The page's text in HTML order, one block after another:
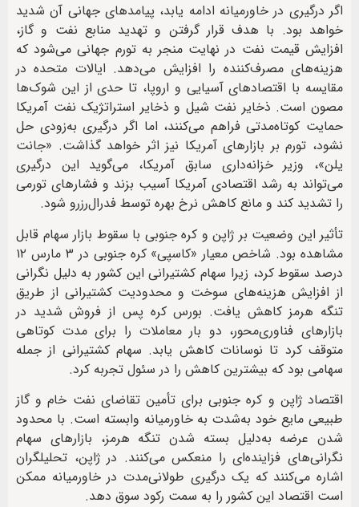
اگر درگیری در خاورمیانه ادامه یابد، پیامدهای جهانی آن شدید
خواهد بود. با هدف قرار گرفتن و تهدید منابع نفت و گاز،
افزایش قیمت نفت در نهایت منجر به تورم جهانی می‌شود که
هزینه‌های مصرف‌کننده را افزایش می‌دهد. ایالات متحده در
مقایسه با اقتصادهای آسیایی و اروپا، تا حدی از این شوک‌ها
مصون است. ذخایر نفت شیل و ذخایر استراتژیک نفت آمریکا
حمایت کوتاه‌مدتی فراهم می‌کنند، اما اگر درگیری به‌زودی حل
نشود، تورم بر بازارهای آمریکا نیز اثر خواهد گذاشت. «جانت
یلن»، وزیر خزانه‌داری سابق آمریکا، می‌گوید این درگیری
می‌تواند به رشد اقتصادی آمریکا آسیب بزند و فشارهای تورمی
را تشدید کند و مانع کاهش نرخ بهره توسط فدرال‌رزرو شود.
تأثیر این وضعیت بر ژاپن و کره جنوبی با سقوط بازار سهام قابل
مشاهده بود. شاخص معیار «کاسپی» کره جنوبی در ۳ مارس ۱۲
درصد سقوط کرد، زیرا سهام کشتیرانی این کشور به دلیل نگرانی
از افزایش هزینه‌های سوخت و محدودیت کشتیرانی از طریق
تنگه هرمز کاهش یافت. بورس کره پس از فروش شدید در
بازارهای فناوری‌محور، دو بار معاملات را برای مدت کوتاهی
متوقف کرد تا نوسانات کاهش یابد. سهام کشتیرانی از جمله
سهامی بود که بیشترین کاهش را در سئول تجربه کرد.
اقتصاد ژاپن و کره جنوبی برای تأمین تقاضای نفت خام و گاز
طبیعی مایع خود به‌شدت به خاورمیانه وابسته است. با محدود
شدن عرضه به‌دلیل بسته شدن تنگه هرمز، بازارهای سهام
نگرانی‌های فزاینده‌ای را منعکس می‌کنند. در ژاپن، تحلیلگران
اشاره می‌کنند که یک درگیری طولانی‌مدت در خاورمیانه ممکن
است اقتصاد این کشور را به سمت رکود سوق دهد.